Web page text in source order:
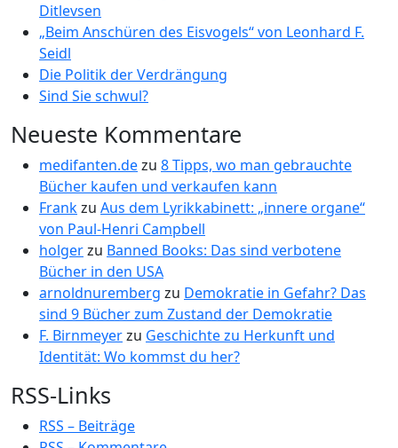
Ditlevsen
„Beim Anschüren des Eisvogels“ von Leonhard F.
Seidl
Die Politik der Verdrängung
Sind Sie schwul?
Neueste Kommentare
medifanten.dezu 8 Tipps, wo man gebrauchte
Bücher kaufen und verkaufen kann
Frankzu Aus dem Lyrikkabinett: „innere organe“
von Paul-Henri Campbell
holgerzu Banned Books: Das sind verbotene
Bücher in den USA
arnoldnuremberg zu Demokratie in Gefahr? Das
sind 9 Bücher zum Zustand der Demokratie
F. Birnmeyerzu Geschichte zu Herkunft und
Identität: Wo kommst du her?
RSS-Links
RSS – Beiträge